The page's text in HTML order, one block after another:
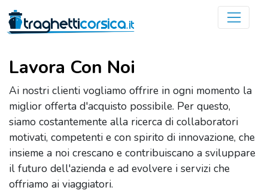
Lavora Con Noi
Ai nostri clienti vogliamo offrire in ogni momento la
miglior offerta d'acquisto possibile. Per questo,
siamo costantemente alla ricerca di collaboratori
motivati, competenti e con spirito di innovazione, che
insieme a noi crescano e contribuiscano a sviluppare
il futuro dell'azienda e ad evolvere i servizi che
offriamo ai viaggiatori.